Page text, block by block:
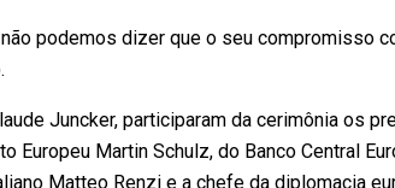
não podemos dizer que o seu compromisso
Juncker, participaram da cerimônia os
Europeu Martin Schulz, do Banco Central
Matteo Renzi e a chefe da diplomacia